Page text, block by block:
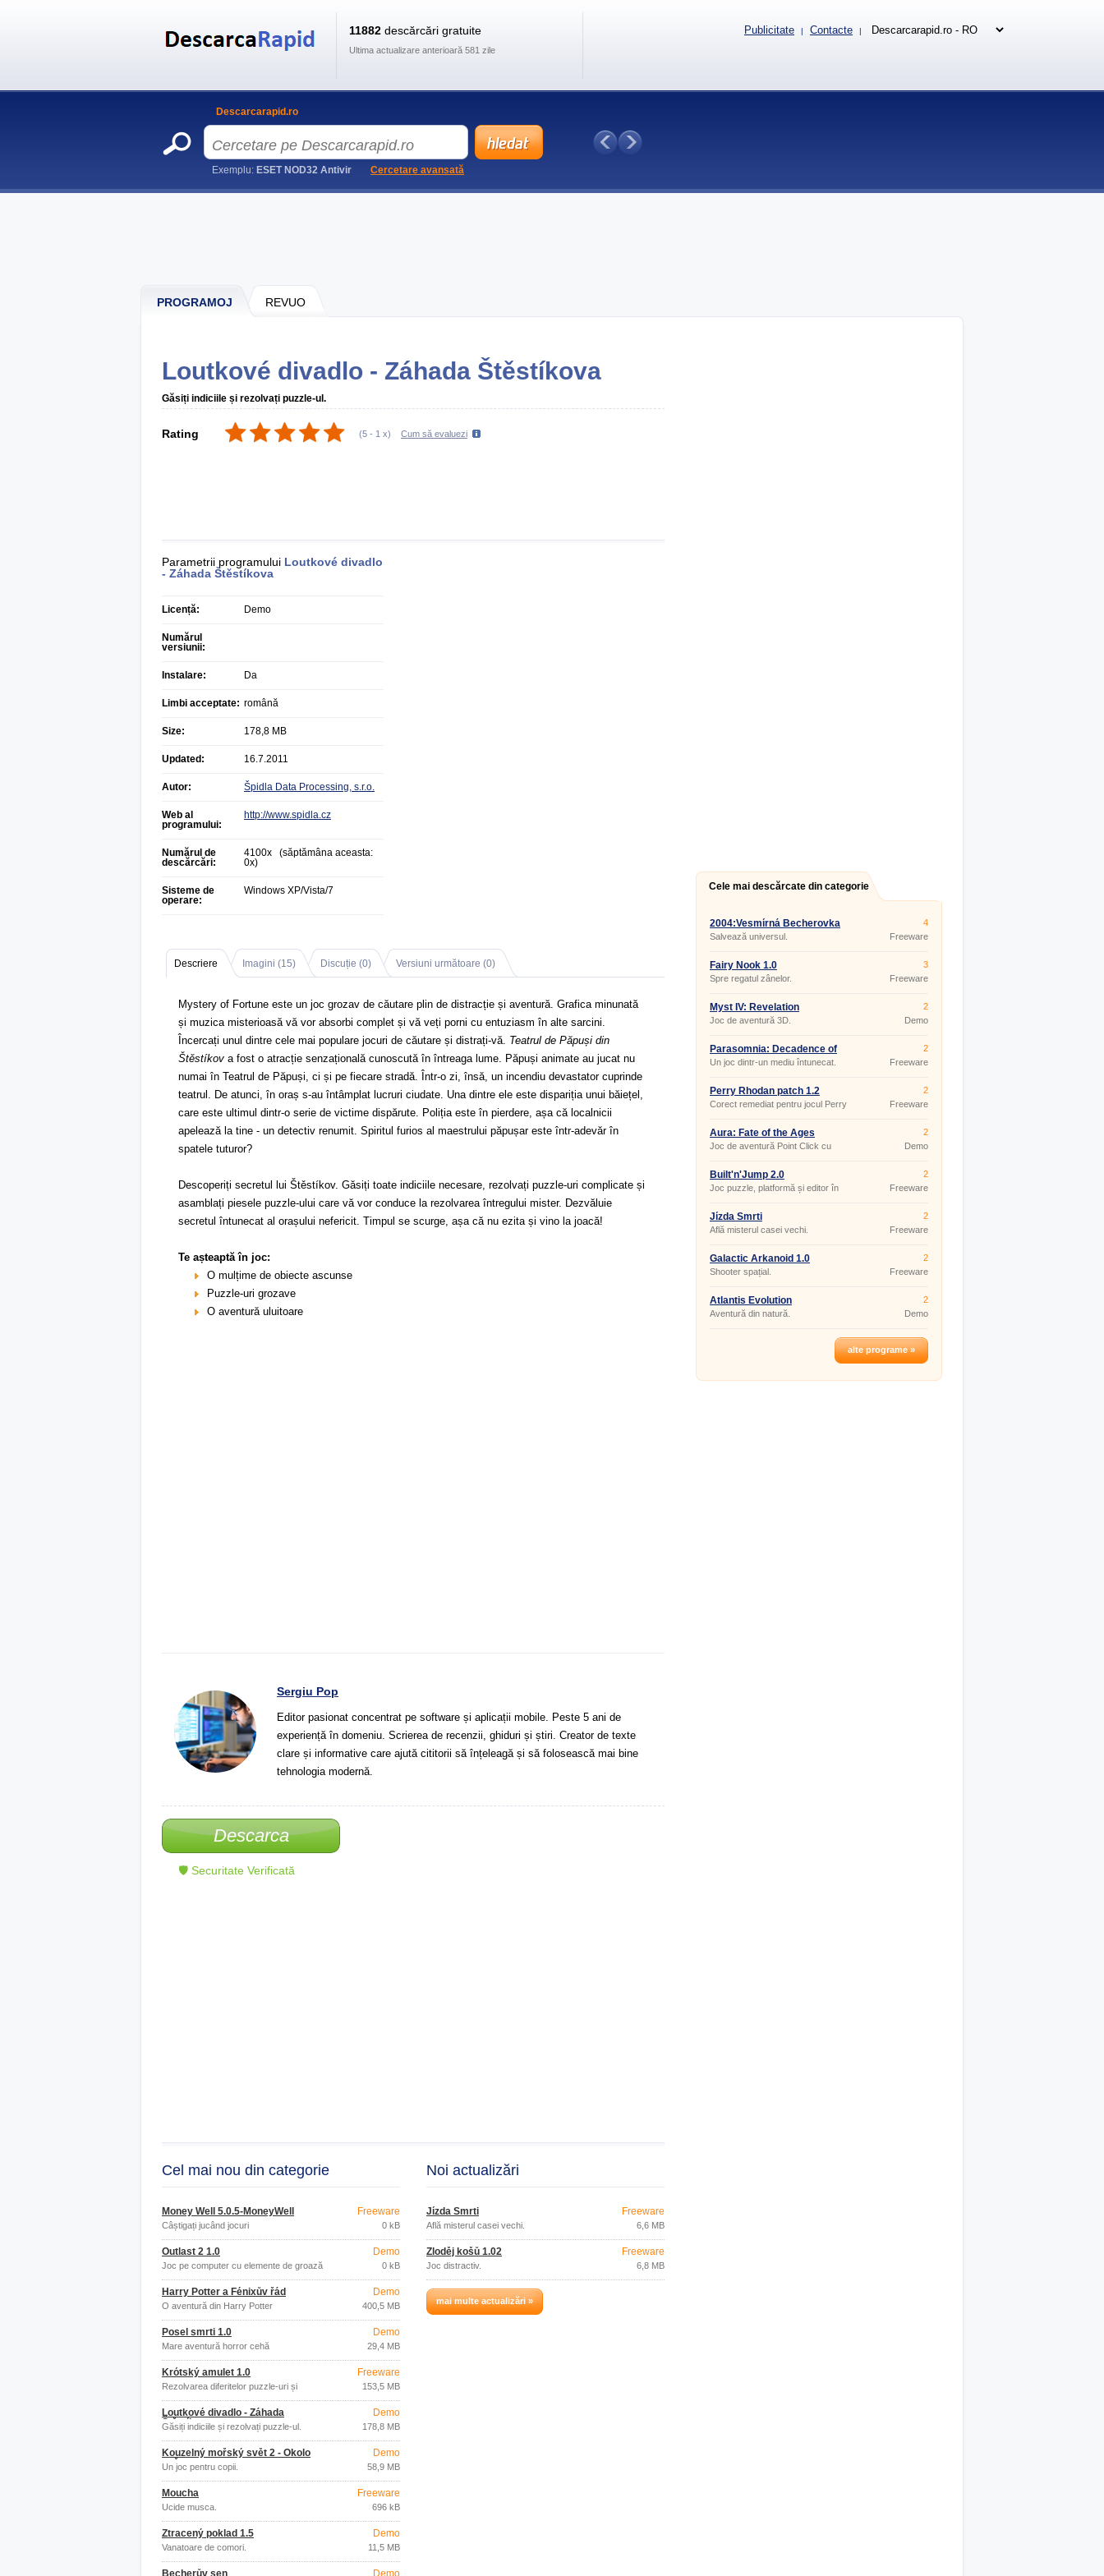
PROGRAMOJ REVUO
Loutkové divadlo - Záhada Štěstíkova
Găsiți indiciile și rezolvați puzzle-ul.
Rating (5 - 1 x) Cum să evaluezi
Parametrii programului Loutkové divadlo
- Záhada Štěstíkova
Licență: Demo
Numărul
versiunii:
Instalare: Da
Limbi acceptate: română
Size: 178,8 MB
Updated: 16.7.2011
Autor: Špidla Data Processing, s.r.o.
Web al
programului:
http://www.spidla.cz
Numărul de
descărcări:
4100x (săptămâna aceasta:
0x)
Sisteme de
operare:
Windows XP/Vista/7
Descriere Imagini (15) Discuție (0) Versiuni următoare (0)
Mystery of Fortune este un joc grozav de căutare plin de distracție și aventură. Grafica minunată
și muzica misterioasă vă vor absorbi complet și vă veți porni cu entuziasm în alte sarcini.
Încercați unul dintre cele mai populare jocuri de căutare și distrați-vă. Teatrul de Păpuși din
Štěstíkov a fost o atracție senzațională cunoscută în întreaga lume. Păpuși animate au jucat nu
numai în Teatrul de Păpuși, ci și pe fiecare stradă. Într-o zi, însă, un incendiu devastator cuprinde
teatrul. De atunci, în oraș s-au întâmplat lucruri ciudate. Una dintre ele este dispariția unui băiețel,
care este ultimul dintr-o serie de victime dispărute. Poliția este în pierdere, așa că localnicii
apelează la tine - un detectiv renumit. Spiritul furios al maestrului păpușar este într-adevăr în
spatele tuturor?
Descoperiți secretul lui Štěstíkov. Găsiți toate indiciile necesare, rezolvați puzzle-uri complicate și
asamblați piesele puzzle-ului care vă vor conduce la rezolvarea întregului mister. Dezvăluie
secretul întunecat al orașului nefericit. Timpul se scurge, așa că nu ezita și vino la joacă!
Te așteaptă în joc:
O mulțime de obiecte ascunse
Puzzle-uri grozave
O aventură uluitoare
Sergiu Pop
Editor pasionat concentrat pe software și aplicații mobile. Peste 5 ani de
experiență în domeniu. Scrierea de recenzii, ghiduri și știri. Creator de texte
clare și informative care ajută cititorii să înțeleagă și să folosească mai bine
tehnologia modernă.
Descarca
🛡 Securitate Verificată
Cel mai nou din categorie
Money Well 5.0.5-MoneyWell
Câștigați jucând jocuri
Freeware
0 kB
Outlast 2 1.0
Joc pe computer cu elemente de groază
Demo
0 kB
Harry Potter a Fénixův řád
O aventură din Harry Potter
Demo
400,5 MB
Posel smrti 1.0
Mare aventură horror cehă
Demo
29,4 MB
Krótský amulet 1.0
Rezolvarea diferitelor puzzle-uri și
Freeware
153,5 MB
Loutkové divadlo - Záhada
Štěstíkova
Găsiți indiciile și rezolvați puzzle-ul.
Demo
178,8 MB
Kouzelný mořský svět 2 - Okolo
světa
Un joc pentru copii.
Demo
58,9 MB
Moucha
Ucide musca.
Freeware
696 kB
Ztracený poklad 1.5
Vanatoare de comori.
Demo
11,5 MB
Becherův sen Demo
Noi actualizări
Jízda Smrti
Află misterul casei vechi.
Freeware
6,6 MB
Zloděj košů 1.02
Joc distractiv.
Freeware
6,8 MB
mai multe actualizări »
Cele mai descărcate din categorie
2004:Vesmírná Becherovka
Salvează universul.
4
Freeware
Fairy Nook 1.0
Spre regatul zânelor.
3
Freeware
Myst IV: Revelation
Joc de aventură 3D.
2
Demo
Parasomnia: Decadence of
Darkness
Un joc dintr-un mediu întunecat.
2
Freeware
Perry Rhodan patch 1.2
Corect remediat pentru jocul Perry
2
Freeware
Aura: Fate of the Ages
Joc de aventură Point Click cu
2
Demo
Built'n'Jump 2.0
Joc puzzle, platformă și editor în
2
Freeware
Jízda Smrti
Află misterul casei vechi.
2
Freeware
Galactic Arkanoid 1.0
Shooter spațial.
2
Freeware
Atlantis Evolution
Aventură din natură.
2
Demo
alte programe »
11882 descărcări gratuite
Ultima actualizare anterioară 581 zile
Publicitate | Contacte |
Descarcarapid.ro
Exemplu: ESET NOD32 Antivir Cercetare avansată